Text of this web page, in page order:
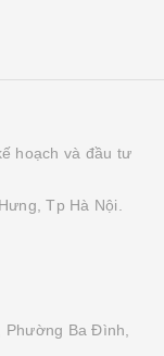
hoạch và đầu tư
Tp Hà Nội.
Phường Ba Đình,